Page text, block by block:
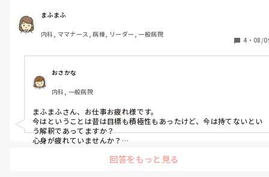
同じような方いますか？どう気持ちを保っていれば良いかわかり
ません…
まふまふ
内科, ママナース, 病棟, リーダー, 一般病院
4 ・ 08/
おさかな
内科, 一般病院
まふまふさん、お仕事お疲れ様です。
今はということは昔は目標も積極性もあったけど、今は持てないとい
う解釈であってますか？
心身が疲れていませんか？
人間そんな時期もあるかと自分の気持ちを認めてあげて、優しくして
回答をもっと見る